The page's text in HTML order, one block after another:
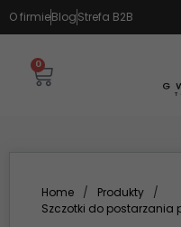
O firmieBlogStrefa B2B
0
Home / Produkty
/
Szczotki do postarzania